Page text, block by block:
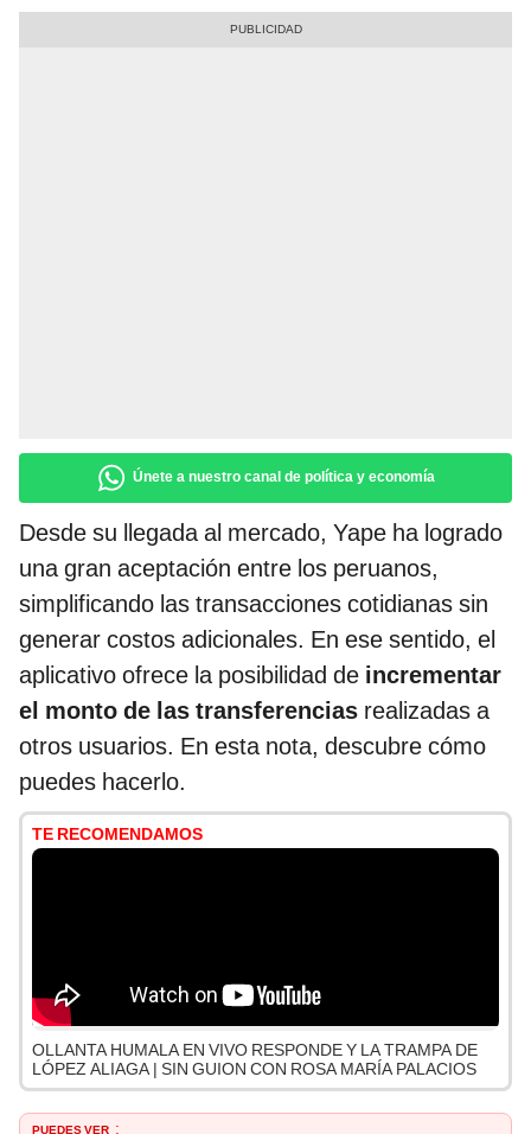
Únete a nuestro canal de política y economía
Desde su llegada al mercado, Yape ha logrado
una gran aceptación entre los peruanos,
simplificando las transacciones cotidianas sin
generar costos adicionales. En ese sentido, el
aplicativo ofrece la posibilidad de incrementar
el monto de las transferencias realizadas a
otros usuarios. En esta nota, descubre cómo
puedes hacerlo.
TE RECOMENDAMOS
OLLANTA HUMALA EN VIVO RESPONDE Y LA TRAMPA DE
LÓPEZ ALIAGA | SIN GUION CON ROSA MARÍA PALACIOS
PUEDES VER :